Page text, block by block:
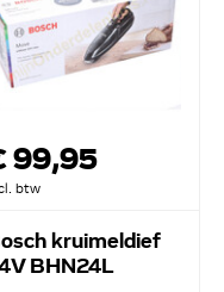
99,95
btw
kruimeldief
BHN24L